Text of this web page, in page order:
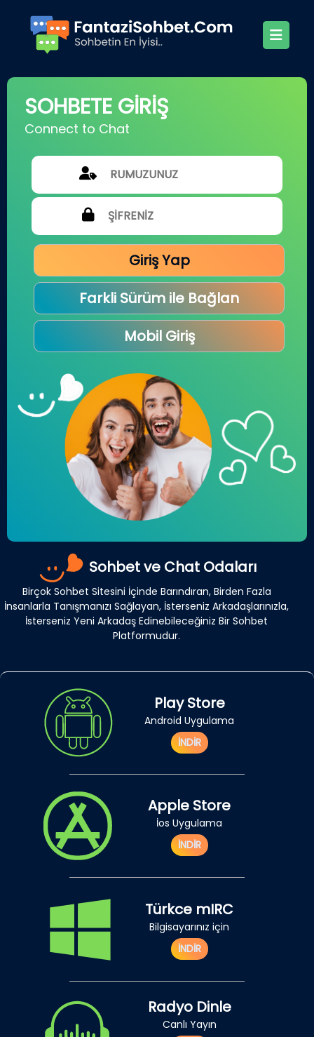
SOHBETE GİRİŞ
Connect to Chat
Giriş Yap
Farkli Sürüm ile Bağlan
Mobil Giriş
Sohbet ve Chat Odaları
Birçok Sohbet Sitesini İçinde Barındıran, Birden Fazla
İnsanlarla Tanışmanızı Sağlayan, İsterseniz Arkadaşlarınızla,
İsterseniz Yeni Arkadaş Edinebileceğiniz Bir Sohbet
Platformudur.
Play Store
Android Uygulama
İNDİR
Apple Store
İos Uygulama
İNDİR
Türkce mIRC
Bilgisayarınız için
İNDİR
Radyo Dinle
Canlı Yayın